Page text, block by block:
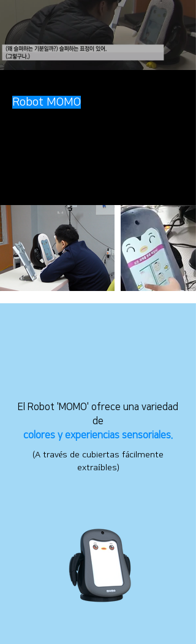
Robot MOMO
El Robot 'MOMO' ofrece una variedad
de
colores y experiencias sensoriales.
(A través de cubiertas fácilmente
extraíbles)